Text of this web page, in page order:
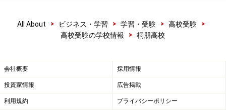
All About > ビジネス・学習 > 学習・受験 > 高校受験
>
高校受験の学校情報
> 桐朋高校
会社概要 採用情報
投資家情報 広告掲載
利用規約 プライバシーポリシー